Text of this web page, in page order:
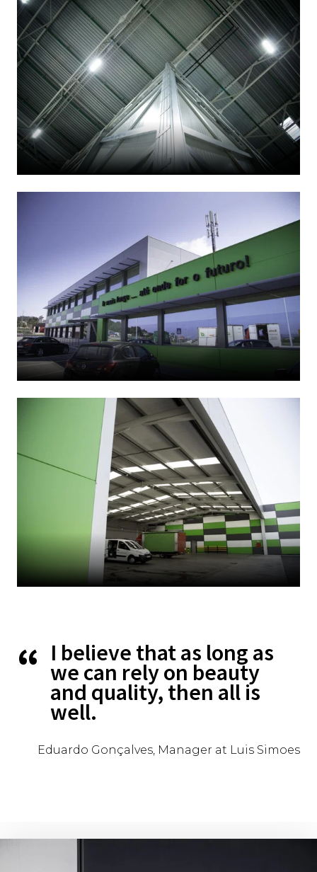
I believe that as long as
we can rely on beauty
and quality, then all is
well.
Eduardo Gonçalves, Manager at Luis Simoes